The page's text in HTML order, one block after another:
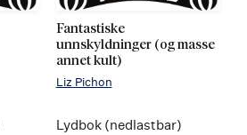
Fantastiske
unnskyldninger (og masse
annet kult)
Liz Pichon
Lydbok (nedlastbar)